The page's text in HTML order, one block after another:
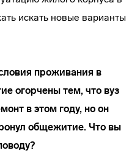
искать новые варианты
проживания в
огорчены тем, что вуз
в этом году, но он
общежитие. Что вы